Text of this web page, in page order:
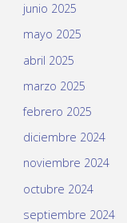
junio 2025
mayo 2025
abril 2025
marzo 2025
febrero 2025
diciembre 2024
noviembre 2024
octubre 2024
septiembre 2024